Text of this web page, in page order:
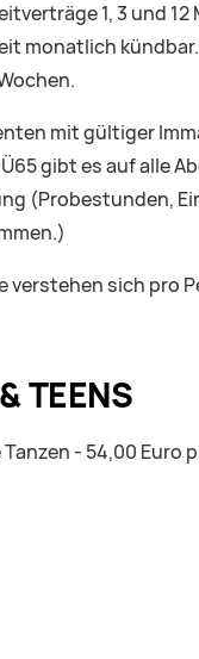
1, 3 und
monatlich
mit gültiger
gibt es auf alle
(Probestunden,
verstehen sich pro
TEENS
- 54,00 Euro